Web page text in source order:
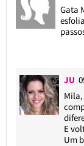
Gata
JU
Mila,
E
Um